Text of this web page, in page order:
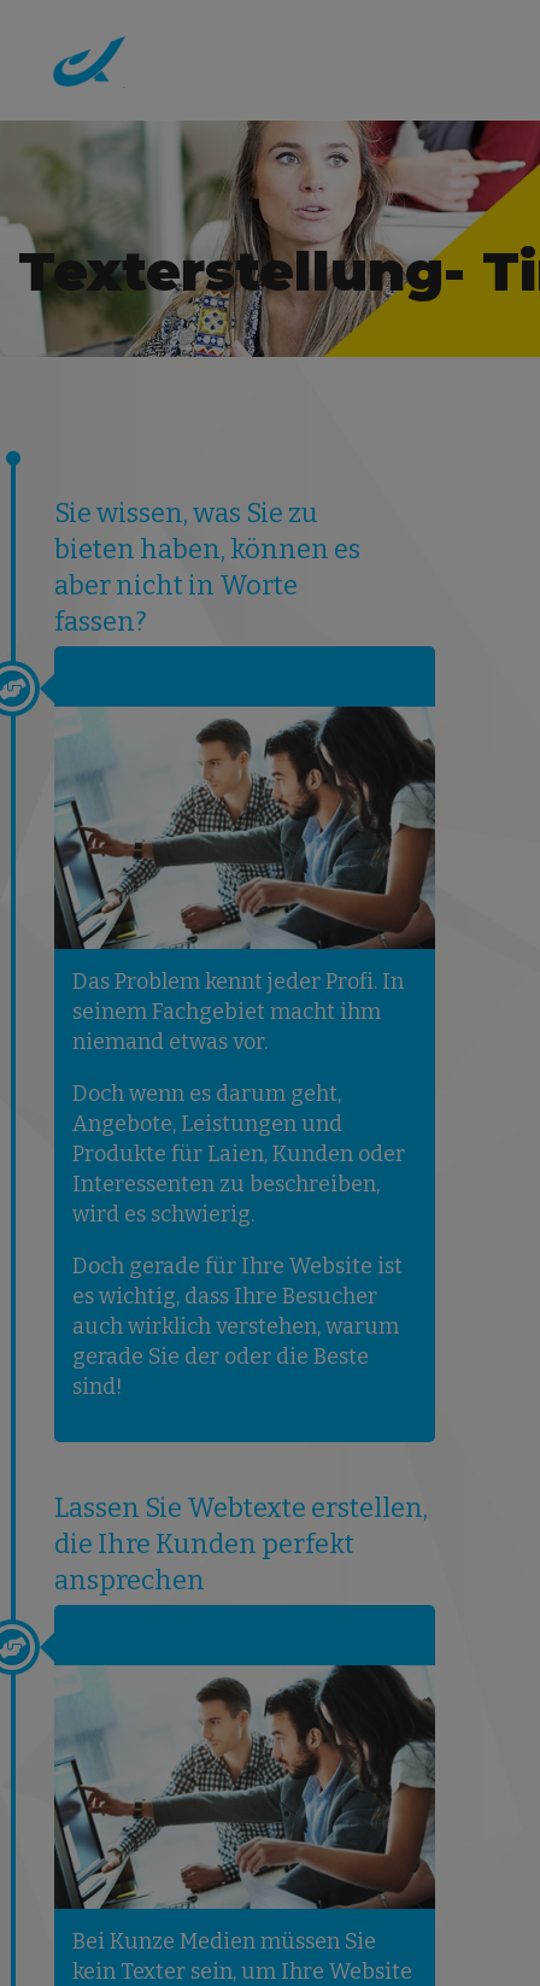
Texterstellung-
Sie wissen, was Sie zu
bieten haben, können es
aber nicht in Worte
fassen?
Das Problem kennt jeder Profi. In
seinem Fachgebiet macht ihm
niemand etwas vor.
Doch wenn es darum geht,
Angebote, Leistungen und
Produkte für Laien, Kunden oder
Interessenten zu beschreiben,
wird es schwierig.
Doch gerade für Ihre Website ist
es wichtig, dass Ihre Besucher
auch wirklich verstehen, warum
gerade Sie der oder die Beste
sind!
Lassen Sie Webtexte erstellen,
die Ihre Kunden perfekt
ansprechen
Bei Kunze Medien müssen Sie
kein Texter sein, um Ihre Website